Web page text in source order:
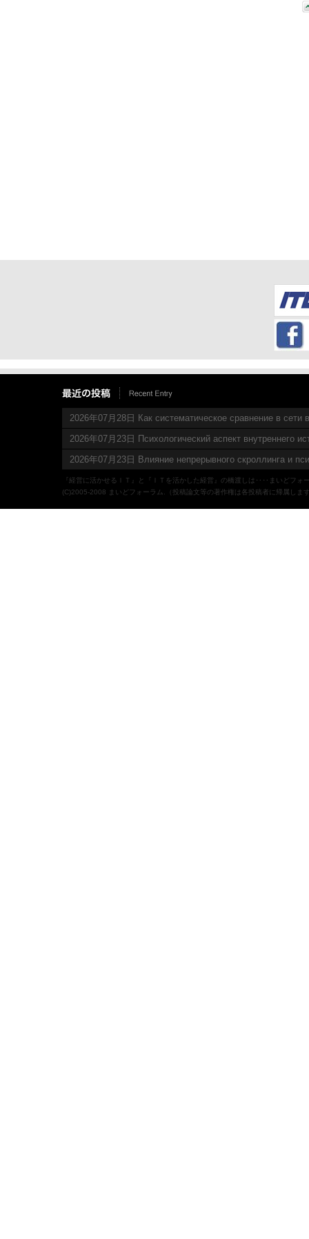
2026年07月28日 Как систематическое сравнение в сети
2026年07月23日 Психологический аспект внутреннего
2026年07月23日 Влияние непрерывного скроллинга и
『経営に活かせるＩＴ』と『ＩＴを活かした経営』の橋渡しは‥‥まいどフォ
(C)2005-2008 まいどフォーラム.（投稿論文等の著作権は各投稿者に帰属しま